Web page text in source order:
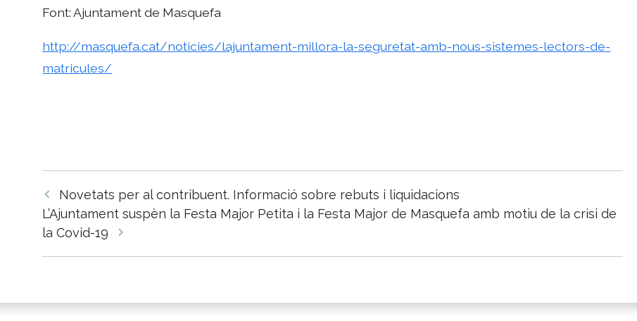
Font: Ajuntament de Masquefa
http://masquefa.cat/noticies/lajuntament-millora-la-seguretat-amb-nous-sistemes-lectors-de-
matricules/
Navegació
per
les
Novetats per al contribuent. Informació sobre rebuts i liquidacions
L’Ajuntament suspèn la Festa Major Petita i la Festa Major de Masquefa amb motiu de la crisi de
la Covid-19